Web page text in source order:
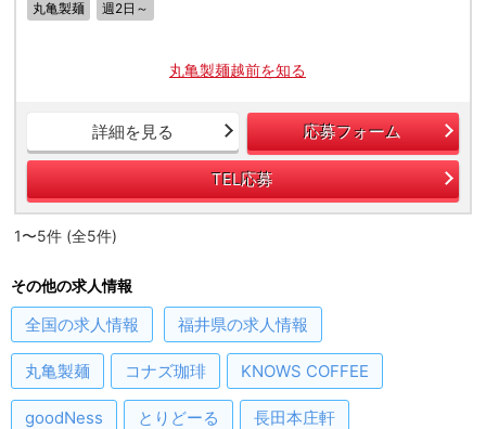
丸亀製麺
週2日～
丸亀製麺越前を知る
詳細を見る 応募フォーム
TEL応募
1〜5件 (全5件)
その他の求人情報
全国の求人情報 福井県の求人情報
丸亀製麺 コナズ珈琲 KNOWS COFFEE
goodNess とりどーる 長田本庄軒